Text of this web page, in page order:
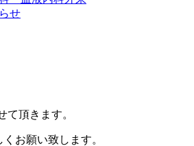
せ
て頂きます。
お願い致します。